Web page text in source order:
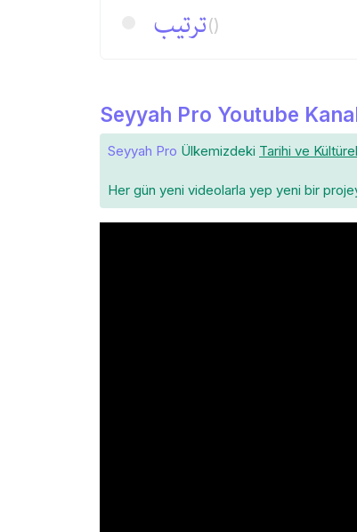
ترتیب()
Seyyah Pro Youtube
Seyyah Pro Ülkemizdeki Tarihi ve
Her gün yeni videolarla yep yeni bir